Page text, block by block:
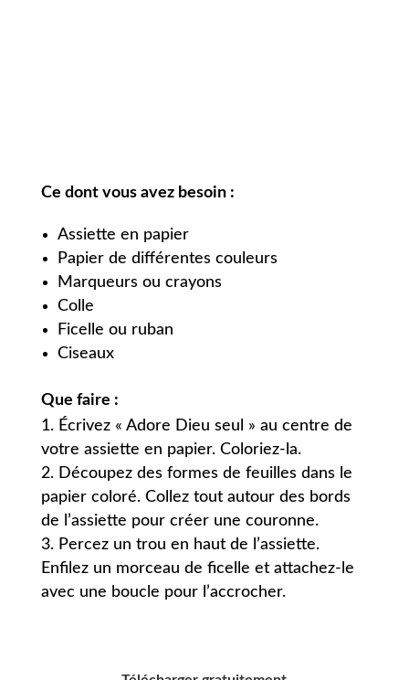
Ce dont vous avez besoin :
Assiette en papier
Papier de différentes couleurs
Marqueurs ou crayons
Colle
Ficelle ou ruban
Ciseaux
Que faire :
Écrivez « Adore Dieu seul » au centre de
votre assiette en papier. Coloriez-la.
Découpez des formes de feuilles dans le
papier coloré. Collez tout autour des bords
de l’assiette pour créer une couronne.
Percez un trou en haut de l’assiette.
Enfilez un morceau de ficelle et attachez-le
avec une boucle pour l’accrocher.